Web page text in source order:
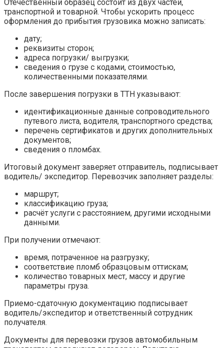
Отечественный образец состоит из двух частей,
транспортной и товарной. Чтобы ускорить процесс
оформления до прибытия грузовика можно записать:
дату;
реквизиты сторон;
адреса погрузки/ выгрузки;
сведения о грузе с кодами, стоимостью,
количественными показателями.
После завершения погрузки в ТТН указывают:
идентификационные данные сопроводительного
путевого листа, водителя, транспортного средства;
перечень сертификатов и других дополнительных
документов;
сведения о пломбах.
Итоговый документ заверяет отправитель, подписывает
водитель/ экспедитор. Перевозчик заполняет разделы:
маршрут;
классификацию груза;
расчёт услуги с расстоянием, другими исходными
данными.
При получении отмечают:
время, потраченное на разгрузку;
соответствие пломб образцовым оттискам;
количество товарных мест, массу и другие
параметры груза.
Приемо-сдаточную документацию подписывает
водитель/экспедитор и ответственный сотрудник
получателя.
Документы для перевозки грузов автомобильным